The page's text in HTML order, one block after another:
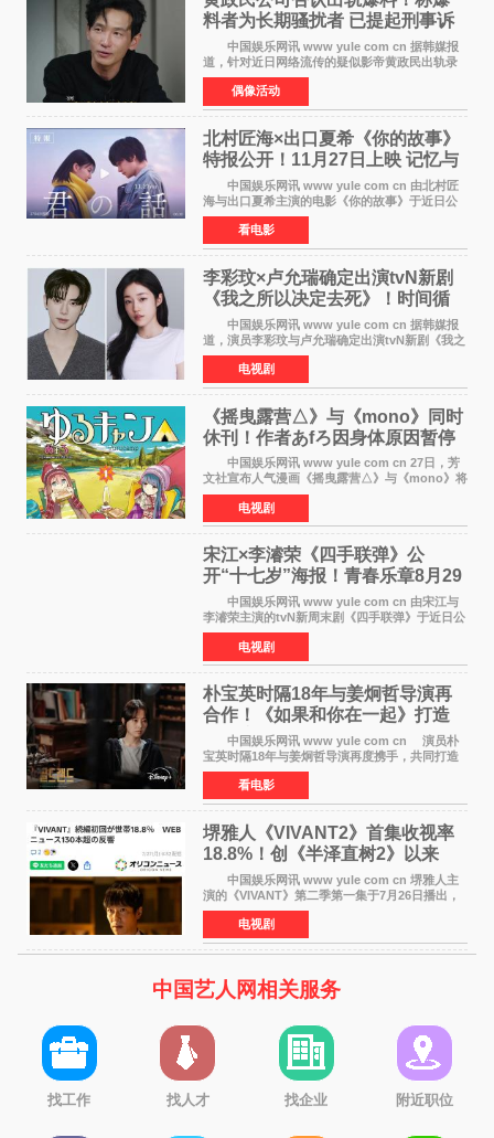
料者为长期骚扰者 已提起刑事诉
中国娱乐网讯 www yule com cn 据韩媒报
道，针对近日网络流传的疑似影帝黄政民出轨录
音及短信爆料，黄政民所属经纪公司于今日正式
发表声明，明确否认相关传闻。 公司表示，
爆料者是一名长
偶像活动
北村匠海×出口夏希《你的故事》
特报公开！11月27日上映 记忆与
初恋的奇幻交织
中国娱乐网讯 www yule com cn 由北村匠
海与出口夏希主演的电影《你的故事》于近日公
开特报影像，正式定档11月27日上映。 本片
改编自三秋缒同名小说，编剧由曾执笔《孤独摇
滚！》的吉田惠
看电影
李彩玟×卢允瑞确定出演tvN新剧
《我之所以决定去死》！时间循
环青春爱情来袭
中国娱乐网讯 www yule com cn 据韩媒报
道，演员李彩玟与卢允瑞确定出演tvN新剧《我之
所以决定去死》，分别担任男女主角。该剧预计
将于明年播出，引发观众期待。 本剧改编自
NAVER同名人气
电视剧
《摇曳露营△》与《mono》同时
休刊！作者あfろ因身体原因暂停
双连载
中国娱乐网讯 www yule com cn 27日，芳
文社宣布人气漫画《摇曳露营△》与《mono》将
暂停连载一段时间，原因是漫画家あfろ身体状况
不佳。 编辑部表示：一直承蒙各位对
《mono》的喜爱，
电视剧
宋江×李濬荣《四手联弹》公
开“十七岁”海报！青春乐章8月29
日奏响
中国娱乐网讯 www yule com cn 由宋江与
李濬荣主演的tvN新周末剧《四手联弹》于近日公
开十七岁版海报，以充满青春气息的画面再度点
燃观众期待。 海报中，宋江与李濬荣并肩站
在音乐教室的
电视剧
朴宝英时隔18年与姜炯哲导演再
合作！《如果和你在一起》打造
奇幻浪漫喜剧
中国娱乐网讯 www yule com cn 演员朴
宝英时隔18年与姜炯哲导演再度携手，共同打造
备受期待的浪漫喜剧新作《如果和你在一起》
（暂定名）。据OSEN报道，朴宝英将出演该片
女主角，自2008年《
看电影
堺雅人《VIVANT2》首集收视率
18.8%！创《半泽直树2》以来
TBS周日剧场最高开局
中国娱乐网讯 www yule com cn 堺雅人主
演的《VIVANT》第二季第一集于7月26日播出，
首集收视率高达18 8%，成为自2020年《半泽直
树2》首集22%以来，TBS周日剧场最高开播收视
纪录。 考虑到
电视剧
中国艺人网相关服务
找工作 找人才 找企业 附近职位